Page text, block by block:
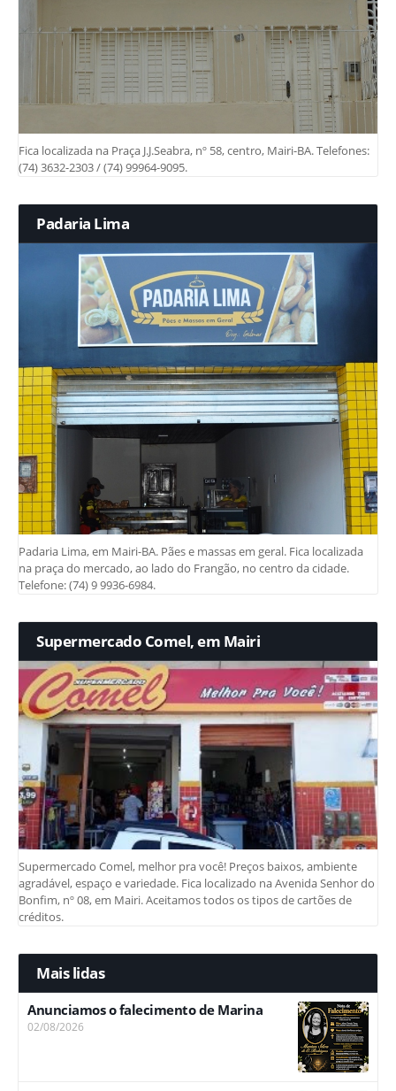
Fica localizada na Praça J.J.Seabra, nº 58, centro, Mairi-BA. Telefones:
(74) 3632-2303 / (74) 99964-9095.
Padaria Lima
Padaria Lima, em Mairi-BA. Pães e massas em geral. Fica localizada
na praça do mercado, ao lado do Frangão, no centro da cidade.
Telefone: (74) 9 9936-6984.
Supermercado Comel, em Mairi
Supermercado Comel, melhor pra você! Preços baixos, ambiente
agradável, espaço e variedade. Fica localizado na Avenida Senhor do
Bonfim, nº 08, em Mairi. Aceitamos todos os tipos de cartões de
créditos.
Mais lidas
Anunciamos o falecimento de Marina
02/08/2026